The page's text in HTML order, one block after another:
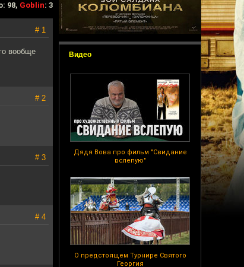
Видео
Дядя Вова про фильм "Свидание
вслепую"
О предстоящем Турнире Святого
Георгия
98, Goblin: 3
# 1
вообще
# 2
# 3
# 4